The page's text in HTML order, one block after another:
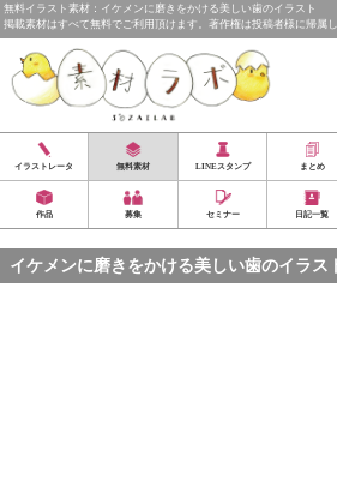
無料イラスト素材：イケメンに磨きをかける美しい歯のイラスト
掲載素材はすべて無料でご利用頂けます。著作権は投稿者様に帰属し
イラストレータ 無料素材 LINEスタンプ まとめ
作品 募集 セミナー 日記一覧
イケメンに磨きをかける美しい歯のイラス